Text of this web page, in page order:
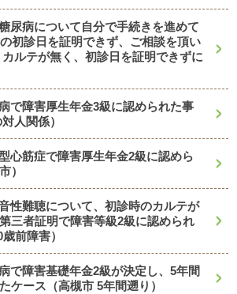
尿病について自分で手続きを進めて
初診日を証明できず、ご相談を頂い
ルテが無く、初診日を証明できずに
で障害厚生年金3級に認められた事
人関係）
心筋症で障害厚生年金2級に認めら
）
性難聴について、初診時のカルテが
三者証明で障害等級2級に認められ
前障害）
で障害基礎年金2級が決定し、5年間
ケース（高槻市 5年間遡り）